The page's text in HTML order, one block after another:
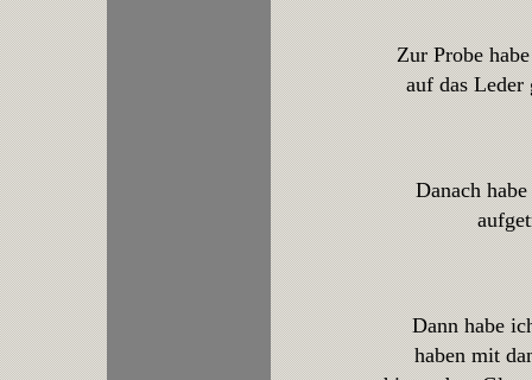
Zur Probe
auf das
Danach
Dann habe
haben mit